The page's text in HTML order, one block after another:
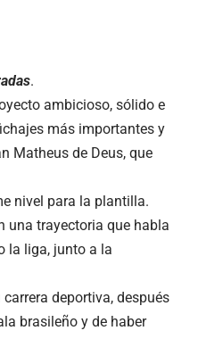
.
ambicioso, sólido e
más importantes y
Matheus de Deus, que
nivel para la plantilla.
una trayectoria que habla
la liga, junto a la
deportiva, después
brasileño y de haber